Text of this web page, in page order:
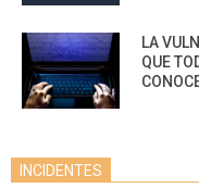
LA
QUE
INCIDENTES